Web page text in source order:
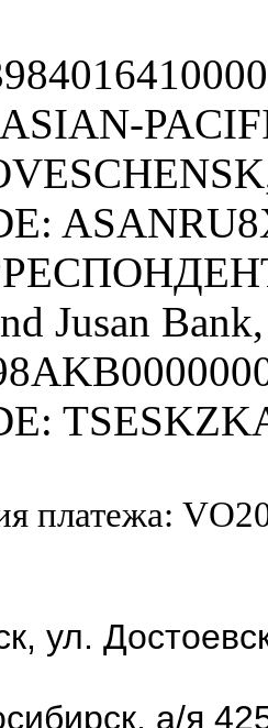
Jusan
платежа:
ул.
а/я